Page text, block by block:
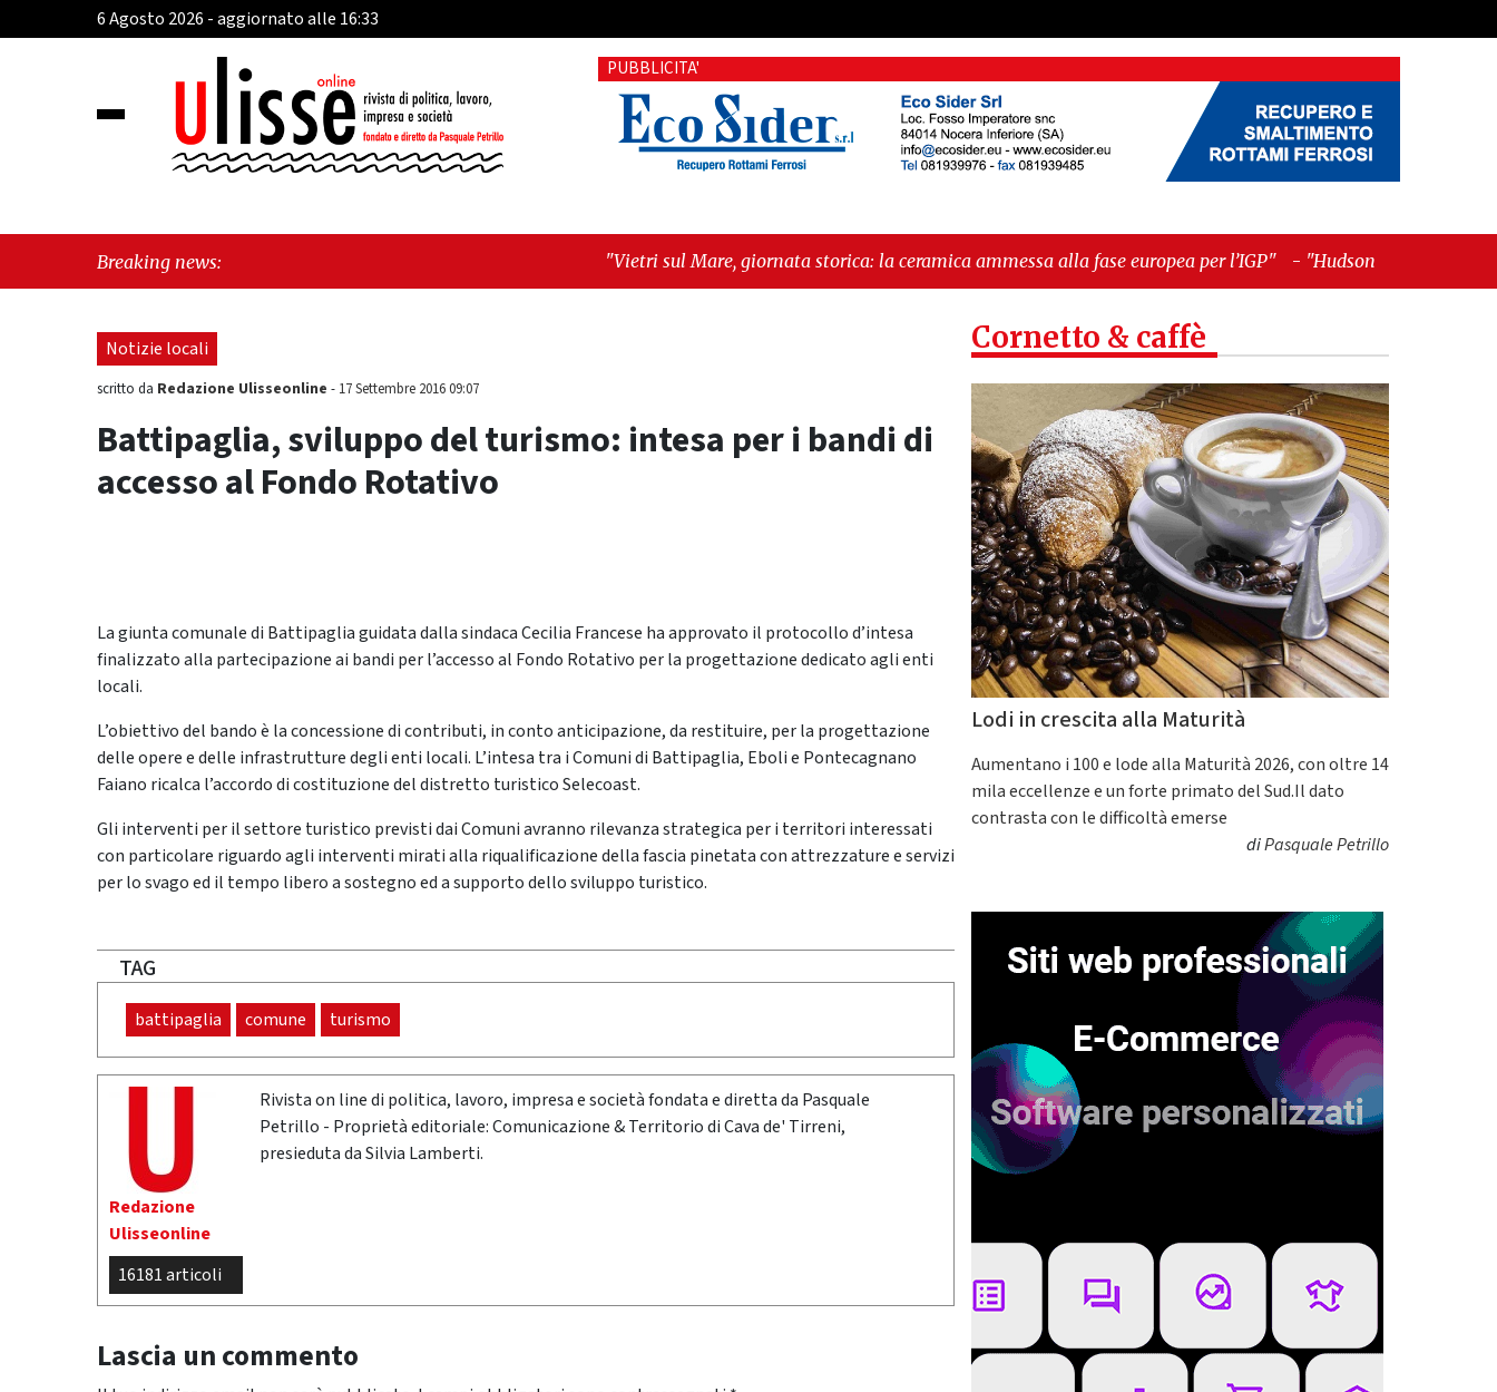
6 Agosto 2026 - aggiornato alle 16:33
PUBBLICITA'
Breaking news: "Vietri sul Mare, giornata storica: la ceramica ammessa alla fase europea per l’IGP" -"Hudson Yards: qui New York
morde il futuro"
Notizie locali
scritto da Redazione Ulisseonline - 17 Settembre 2016 09:07
Battipaglia, sviluppo del turismo: intesa per i bandi di
accesso al Fondo Rotativo
La giunta comunale di Battipaglia guidata dalla sindaca Cecilia Francese ha approvato il protocollo d’intesa
finalizzato alla partecipazione ai bandi per l’accesso al Fondo Rotativo per la progettazione dedicato agli enti
locali.
L’obiettivo del bando è la concessione di contributi, in conto anticipazione, da restituire, per la progettazione
delle opere e delle infrastrutture degli enti locali. L’intesa tra i Comuni di Battipaglia, Eboli e Pontecagnano
Faiano ricalca l’accordo di costituzione del distretto turistico Selecoast.
Gli interventi per il settore turistico previsti dai Comuni avranno rilevanza strategica per i territori interessati
con particolare riguardo agli interventi mirati alla riqualificazione della fascia pinetata con attrezzature e servizi
per lo svago ed il tempo libero a sostegno ed a supporto dello sviluppo turistico.
TAG
battipaglia comune turismo
Redazione
Ulisseonline
16181 articoli
Rivista on line di politica, lavoro, impresa e società fondata e diretta da Pasquale
Petrillo - Proprietà editoriale: Comunicazione & Territorio di Cava de' Tirreni,
presieduta da Silvia Lamberti.
Lascia un commento
Cornetto & caffè
Lodi in crescita alla Maturità
Aumentano i 100 e lode alla Maturità 2026, con oltre 14
mila eccellenze e un forte primato del Sud.Il dato
contrasta con le difficoltà emerse
diPasquale Petrillo